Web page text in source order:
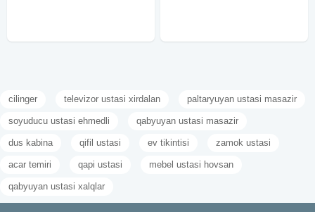
cilinger televizor ustasi xirdalan paltaryuyan ustasi masazir
soyuducu ustasi ehmedli qabyuyan ustasi masazir
dus kabina qifil ustasi ev tikintisi zamok ustasi
acar temiri qapi ustasi mebel ustasi hovsan
qabyuyan ustasi xalqlar